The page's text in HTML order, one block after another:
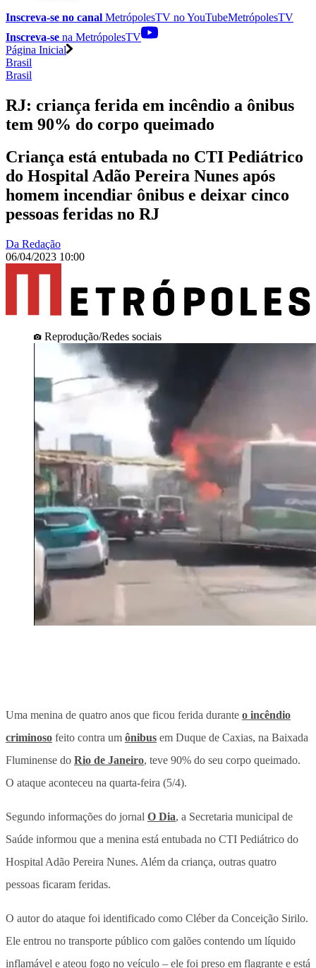
Inscreva-se no canal MetrópolesTV noYouTubeMetrópolesTV
Inscreva-se na MetrópolesTV
Página Inicial
Brasil
Brasil
RJ: criança ferida em incêndio a ônibus
tem 90% do corpo queimado
Criança está entubada no CTI Pediátrico
do Hospital Adão Pereira Nunes após
homem incendiar ônibus e deixar cinco
pessoas feridas no RJ
Da Redação
06/04/2023 10:00
Reprodução/Redes sociais
Uma menina de quatro anos que ficou ferida durante o incêndio
criminoso feito contra um ônibus em Duque de Caxias, na Baixada
Fluminense do Rio de Janeiro, teve 90% do seu corpo queimado.
O ataque aconteceu na quarta-feira (5/4).
Segundo informações do jornal O Dia, a Secretaria municipal de
Saúde informou que a menina está entubada no CTI Pediátrico do
Hospital Adão Pereira Nunes. Além da criança, outras quatro
pessoas ficaram feridas.
O autor do ataque foi identificado como Cléber da Conceição Sirilo.
Ele entrou no transporte público com galões contendo um líquido
inflamável e ateou fogo no veículo – ele foi preso em flagrante e está